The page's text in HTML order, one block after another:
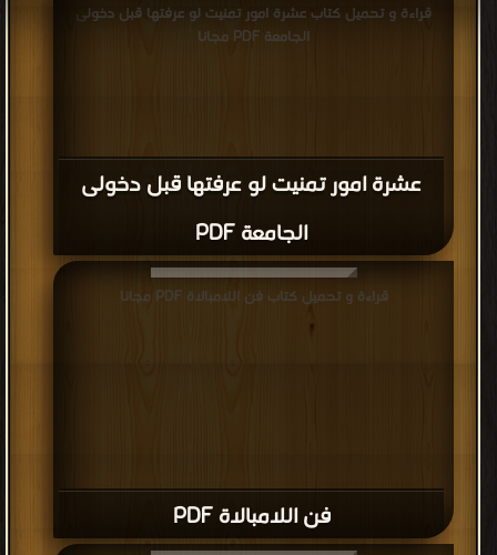
عشرة امور تمنيت لو عرفتها قبل دخولى
الجامعة PDF
قراءة و تحميل كتاب عشرة امور تمنيت لو عرفتها قبل دخولى
الجامعة PDF مجانا
فن اللامبالاة PDF
قراءة و تحميل كتاب فن اللامبالاة PDF مجانا